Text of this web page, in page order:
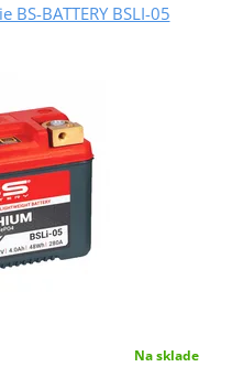
BATTERY BSLI-05
Na sklade